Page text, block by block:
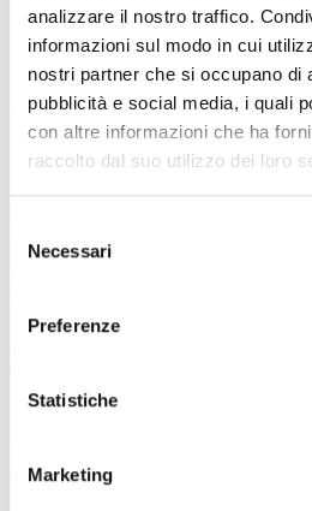
analizzare il nostro traffico.
informazioni sul modo in cui
nostri partner che si occupano di
pubblicità e social media, i quali
con altre informazioni che ha
raccolto dal suo utilizzo dei loro
delNecessari
Preferenze
Statistiche
Marketing